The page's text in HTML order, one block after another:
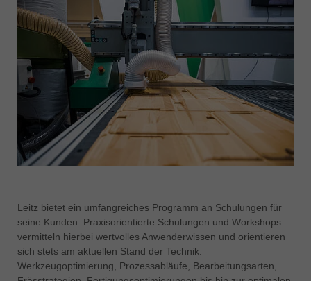
Leitz bietet ein umfangreiches Programm an Schulungen für
seine Kunden. Praxisorientierte Schulungen und Workshops
vermitteln hierbei wertvolles Anwenderwissen und orientieren
sich stets am aktuellen Stand der Technik.
Werkzeugoptimierung, Prozessabläufe, Bearbeitungsarten,